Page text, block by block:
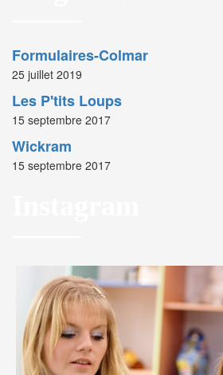
Formulaires-Colmar
25 juillet 2019
Les P'tits Loups
15 septembre 2017
Wickram
15 septembre 2017